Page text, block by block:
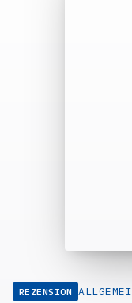
REZENSION